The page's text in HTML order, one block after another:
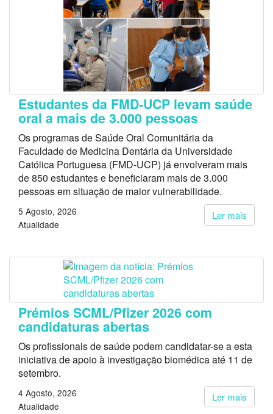
Estudantes da FMD-UCP levam saúde
oral a mais de 3.000 pessoas
Os programas de Saúde Oral Comunitária da
Faculdade de Medicina Dentária da Universidade
Católica Portuguesa (FMD-UCP) já envolveram mais
de 850 estudantes e beneficiaram mais de 3.000
pessoas em situação de maior vulnerabilidade.
Ler mais
5 Agosto, 2026
Atualidade
Prémios SCML/Pfizer 2026 com
candidaturas abertas
Os profissionais de saúde podem candidatar-se a esta
iniciativa de apoio à investigação biomédica até 11 de
setembro.
Ler mais
4 Agosto, 2026
Atualidade